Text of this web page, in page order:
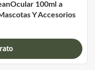
100ml a
Y Accesorios